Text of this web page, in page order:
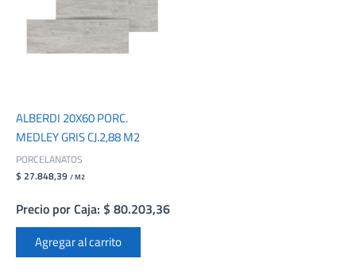
ALBERDI 20X60 PORC.
MEDLEY GRIS CJ.2,88 M2
PORCELANATOS
$ 27.848,39 / M2
Precio por Caja: $ 80.203,36
Agregar al carrito